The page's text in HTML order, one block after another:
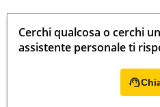
Cerchi qualcosa o cerchi
assistente personale ti